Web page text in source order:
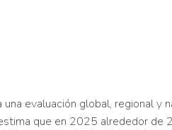
evaluación global, regional y
que en 2025 alrededor